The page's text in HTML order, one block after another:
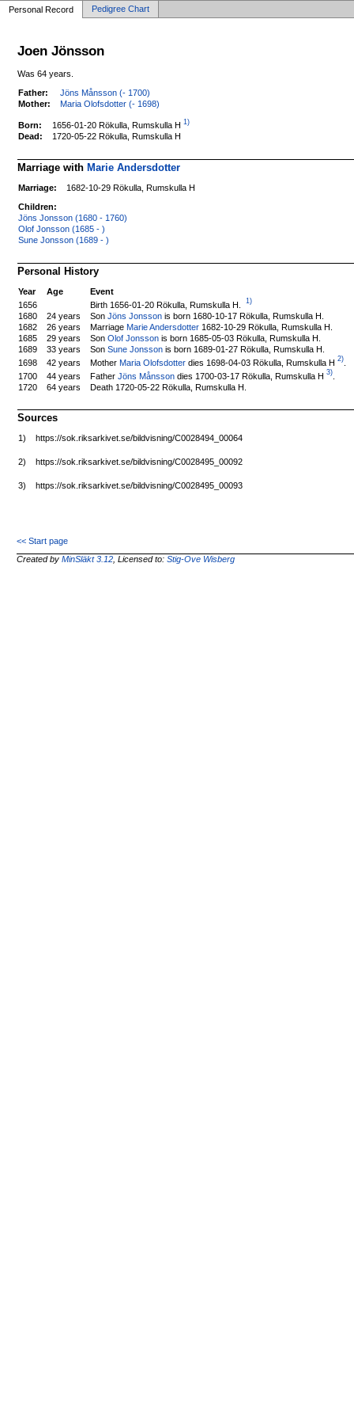
Personal Record Pedigree Chart
Joen Jönsson
Was 64 years.
Father:
Jöns Månsson (- 1700)
Mother:
Maria Olofsdotter (- 1698)
Born: 1656-01-20 Rökulla, Rumskulla H 1)
Dead: 1720-05-22 Rökulla, Rumskulla H
Marriage withMarie Andersdotter
Marriage: 1682-10-29 Rökulla, Rumskulla H
Children:
Jöns Jonsson (1680 - 1760)
Olof Jonsson (1685 - )
Sune Jonsson (1689 - )
Personal History
Year Age
Event
1656
Birth 1656-01-20 Rökulla, Rumskulla H. 1)
1680 24 years SonJöns Jonsson is born 1680-10-17 Rökulla, Rumskulla H.
1682
26 years MarriageMarie Andersdotter 1682-10-29 Rökulla, Rumskulla H.
1685
29 years SonOlof Jonsson is born 1685-05-03 Rökulla, Rumskulla H.
1689
33 years SonSune Jonsson is born 1689-01-27 Rökulla, Rumskulla H.
1698
42 years MotherMaria Olofsdotter dies 1698-04-03 Rökulla, Rumskulla H 2)
1700
44 years FatherJöns Månsson dies 1700-03-17 Rökulla, Rumskulla H 3)
1720
64 years Death 1720-05-22 Rökulla, Rumskulla H.
Sources
1) https://sok.riksarkivet.se/bildvisning/C0028494_00064
2) https://sok.riksarkivet.se/bildvisning/C0028495_00092
3) https://sok.riksarkivet.se/bildvisning/C0028495_00093
<< Start page
Created byMinSläkt 3.12 , Licensed to:Stig-Ove Wisberg